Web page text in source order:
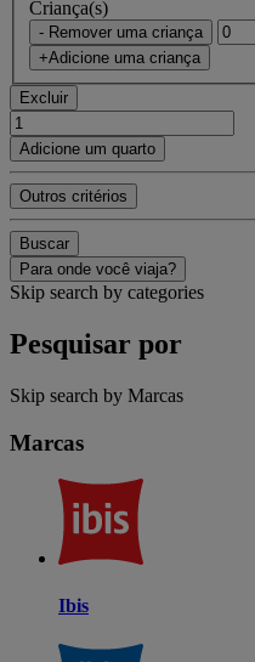
Criança(s)
- Remover uma criança
+Adicione uma criança
Excluir
Adicione um quarto
Outros critérios
Buscar
Para onde você viaja?
Skip search by categories
Pesquisar por
Skip search by Marcas
Marcas
Ibis